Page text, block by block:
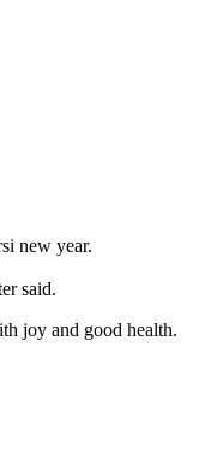
new year.
said.
joy and good health.